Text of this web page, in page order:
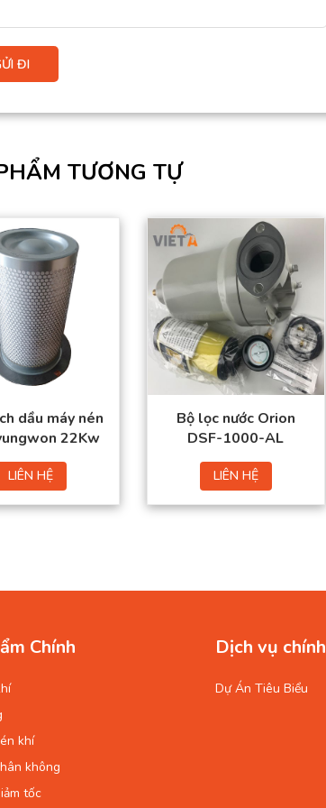
TƯƠNG TỰ
dầu máy nén
22Kw
LIÊN HỆ
Sản phẩm đạt tiêu
chuẩn chất lượng
cao.
Hàng có sẵn trong
kho
Giá thành tốt nhất thị
trường.
Đặt mua thuận tiện –
Giao hàng toàn quốc
Bộ lọc nước Orion
DSF-1000-AL
LIÊN HỆ
Chính
khí
không
tốc
Dịch vụ chính
Dự Án Tiêu Biểu